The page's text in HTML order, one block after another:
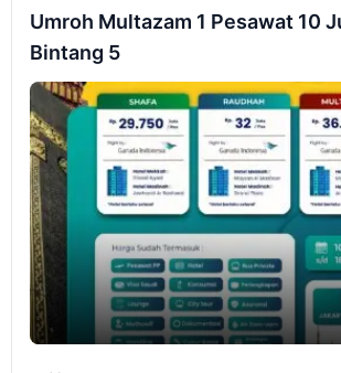
Umroh Multazam 1 Pesawat 10
Bintang 5